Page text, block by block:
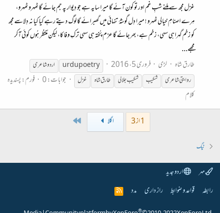
غزل مجھ سے مِلنے شبِ غم اور تو کون آئے گا میرا سایہ ہے جو دِیوار پہ جم جائے گا ٹھہرو ٹھہرو،
مِرے اصنامِ خیالی ٹھہرو ! میرا دِل گوشۂ تنہائی میں گھبرائے گا لوگ دیتے رہے کیا کیا نہ دِلاسے مجھ
کو زخم گہرا ہی سہی، زخم ہے، بھر جائے گا عزم پُختہ ہی سہی ترکِ وفا کا، لیکن مُنتظر ہُوں کوئی آکر
مجھے...
طارق شاہ
لڑی فروری 5، 2016 urdupoetry
اردو شاعری
روایتی شاعری
شکیب شکیب جلالی طارق شاہ غزل جوابات: 0 فورم:پسندیدہ
کلام
1 از 3
اگلا
ٹیگ
مہر
اردو جدید
رابطہ قواعد و ضوابط راز داری مدد
R
S